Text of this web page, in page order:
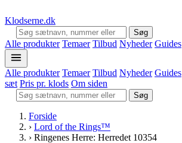
Klodserne.dk
Søg
Alle produkter Temaer Tilbud Nyheder Guides
Alle produkter Temaer Tilbud Nyheder Guides
sæt Pris pr. klods Om siden
Søg
Forside
› Lord of the Rings™
› Ringenes Herre: Herredet 10354